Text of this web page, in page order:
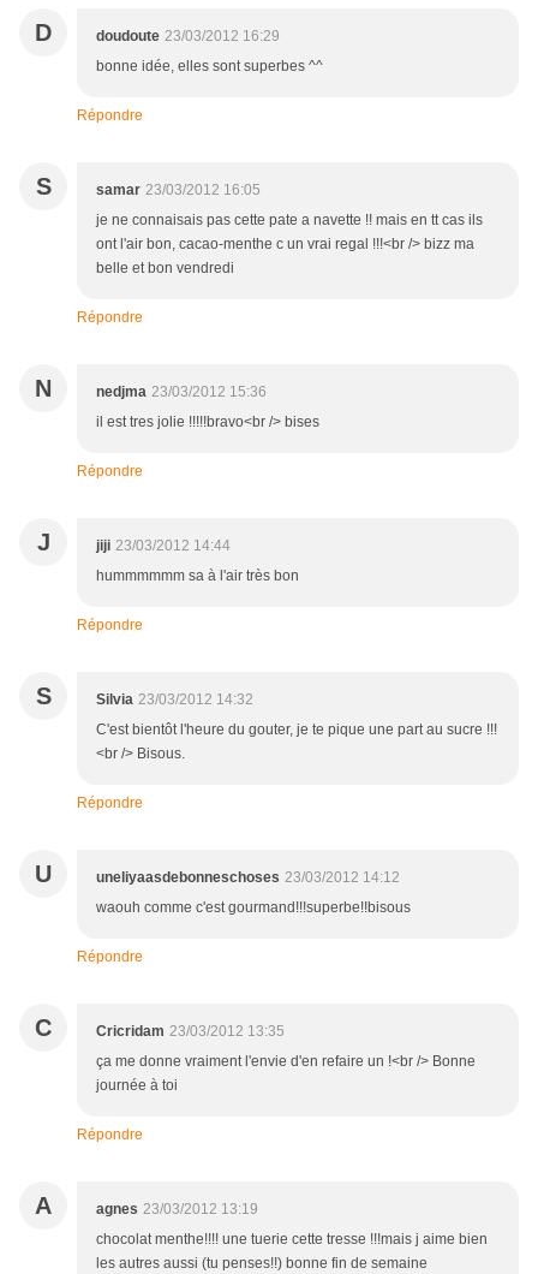
D doudoute 23/03/2012 16:29
bonne idée, elles sont superbes ^^
Répondre
S samar 23/03/2012 16:05
je ne connaisais pas cette pate a navette !! mais en tt cas ils
ont l'air bon, cacao-menthe c un vrai regal !!!<br /> bizz ma
belle et bon vendredi
Répondre
N nedjma 23/03/2012 15:36
il est tres jolie !!!!!bravo<br /> bises
Répondre
J jiji 23/03/2012 14:44
hummmmmm sa à l'air très bon
Répondre
S Silvia 23/03/2012 14:32
C'est bientôt l'heure du gouter, je te pique une part au sucre !!!
<br /> Bisous.
Répondre
U uneliyaasdebonneschoses 23/03/2012 14:12
waouh comme c'est gourmand!!!superbe!!bisous
Répondre
C Cricridam 23/03/2012 13:35
ça me donne vraiment l'envie d'en refaire un !<br /> Bonne
journée à toi
Répondre
A agnes 23/03/2012 13:19
chocolat menthe!!!! une tuerie cette tresse !!!mais j aime bien
les autres aussi (tu penses!!) bonne fin de semaine